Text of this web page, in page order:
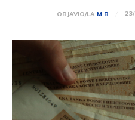
OBJAVIO/LA M B